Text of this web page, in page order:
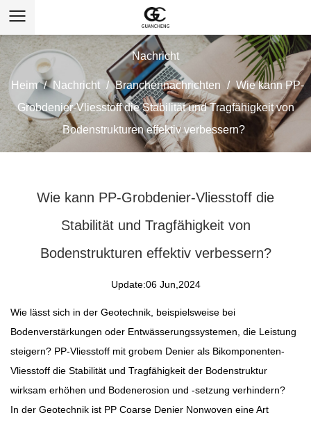
Nachricht
Heim / Nachricht / Branchennachrichten / Wie kann PP-
Grobdenier-Vliesstoff die Stabilität und Tragfähigkeit von
Bodenstrukturen effektiv verbessern?
Wie kann PP-Grobdenier-Vliesstoff die
Stabilität und Tragfähigkeit von
Bodenstrukturen effektiv verbessern?
Update:06 Jun,2024
Wie lässt sich in der Geotechnik, beispielsweise bei
Bodenverstärkungen oder Entwässerungssystemen, die Leistung
steigern? PP-Vliesstoff mit grobem Denier als Bikomponenten-
Vliesstoff die Stabilität und Tragfähigkeit der Bodenstruktur
wirksam erhöhen und Bodenerosion und -setzung verhindern?
In der Geotechnik ist PP Coarse Denier Nonwoven eine Art